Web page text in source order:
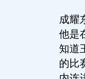
成耀
他是
知道
的比